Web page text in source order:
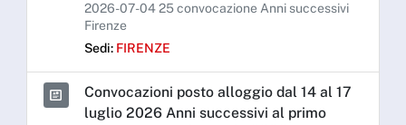
2026-07-04 25 convocazione Anni successivi
Firenze
Sedi: FIRENZE
Convocazioni posto alloggio dal 14 al 17
luglio 2026 Anni successivi al primo